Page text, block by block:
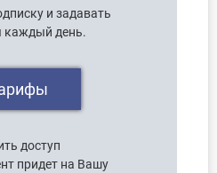
и задавать
каждый день.
доступ
придет на Вашу